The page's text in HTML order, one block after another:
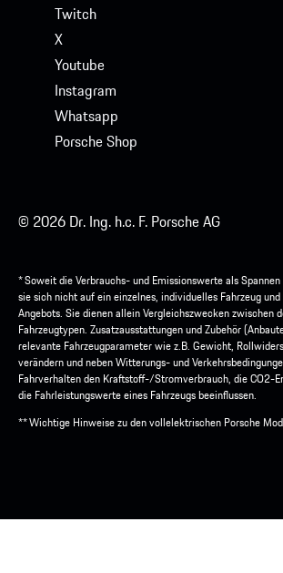
Twitch
X
Youtube
Instagram
Whatsapp
Porsche Shop
© 2026 Dr. Ing. h.c. F. Porsche AG
* Soweit die Verbrauchs- und Emissionswerte als
sie sich nicht auf ein einzelnes, individuelles Fahrzeug
Angebots. Sie dienen allein Vergleichszwecken zwischen
Fahrzeugtypen. Zusatzausstattungen und Zubehör
relevante Fahrzeugparameter wie z.B. Gewicht,
verändern und neben Witterungs- und
Fahrverhalten den Kraftstoff-/Stromverbrauch, die CO2-
die Fahrleistungswerte eines Fahrzeugs beeinflussen.
** Wichtige Hinweise zu den vollelektrischen Porsche